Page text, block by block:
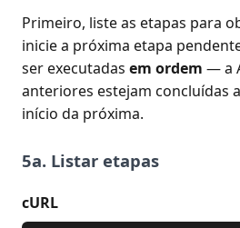
Primeiro, liste as etapas para
inicie a próxima etapa
ser executadas em ordem — a
anteriores estejam concluídas
início da próxima.
5a. Listar etapas
cURL